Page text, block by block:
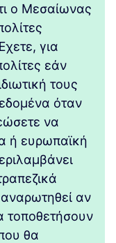
ο Μεσαίωνας
για
εάν
τους
όταν
να
ή ευρωπαϊκή
αν
τοποθετήσουν
θα